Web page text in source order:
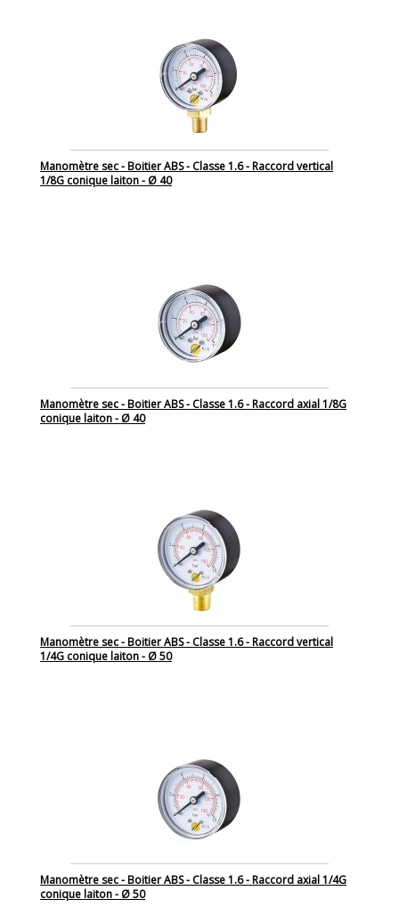
Manomètre sec - Boitier ABS - Classe 1.6 - Raccord vertical
1/8G conique laiton - Ø 40
Manomètre sec - Boitier ABS - Classe 1.6 - Raccord axial 1/8G
conique laiton - Ø 40
Manomètre sec - Boitier ABS - Classe 1.6 - Raccord vertical
1/4G conique laiton - Ø 50
Manomètre sec - Boitier ABS - Classe 1.6 - Raccord axial 1/4G
conique laiton - Ø 50